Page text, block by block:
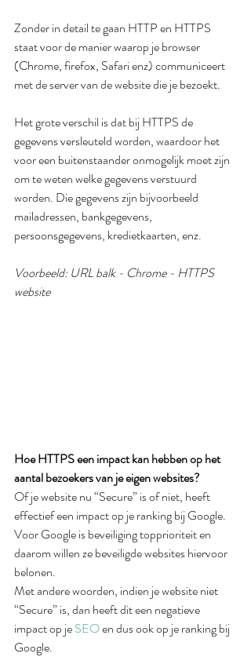
Zonder in detail te gaan HTTP en HTTPS
staat voor de manier waarop je browser
(Chrome, firefox, Safari enz) communiceert
met de server van de website die je bezoekt.
Het grote verschil is dat bij HTTPS de
gegevens versleuteld worden, waardoor het
voor een buitenstaander onmogelijk moet zijn
om te weten welke gegevens verstuurd
worden. Die gegevens zijn bijvoorbeeld
mailadressen, bankgegevens,
persoonsgegevens, kredietkaarten, enz.
Voorbeeld: URL balk - Chrome - HTTPS
website
Hoe HTTPS een impact kan hebben op het
aantal bezoekers van je eigen websites?
Of je website nu “Secure” is of niet, heeft
effectief een impact op je ranking bij Google.
Voor Google is beveiliging topprioriteit en
daarom willen ze beveiligde websites hiervoor
belonen.
Met andere woorden, indien je website niet
“Secure” is, dan heeft dit een negatieve
impact op je SEOen dus ook op je ranking bij
Google.